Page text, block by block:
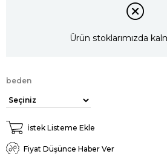
Ürün stoklarımızda
beden
İstek Listeme Ekle
Fiyat Düşünce Haber Ver